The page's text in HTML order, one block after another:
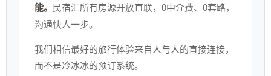
能。 民宿汇所有房源开放直联，0中介费、0套路，
沟通快人一步。
我们相信最好的旅行体验来自人与人的直接连接，
而不是冷冰冰的预订系统。